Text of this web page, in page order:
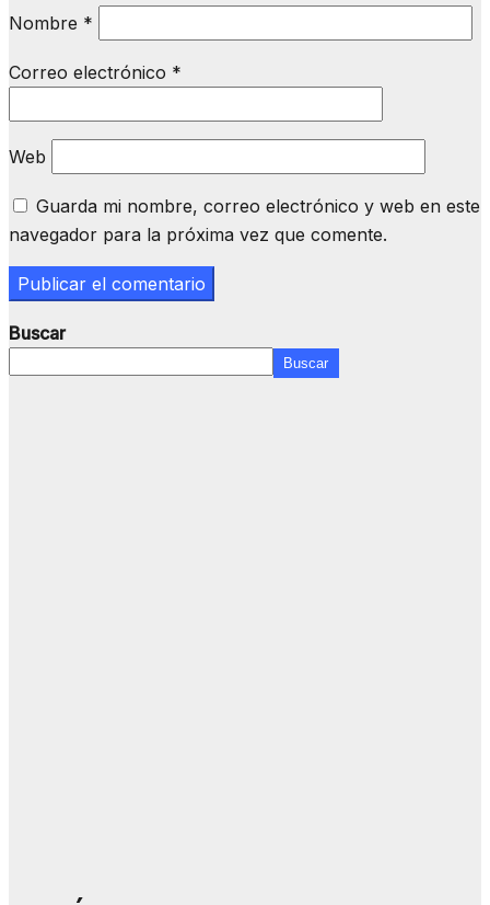
Nombre *
Correo electrónico *
Web
Guarda mi nombre, correo electrónico y web en este
navegador para la próxima vez que comente.
Buscar
Buscar